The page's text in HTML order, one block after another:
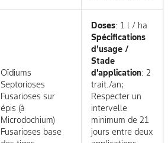
Oïdiums
Septorioses
Fusarioses sur
épis (à
Microdochium)
Fusarioses base
Doses: 1 l / ha
Spécifications
d'usage /
Stade
d'application: 2
trait./an;
Respecter un
intervelle
minimum de 21
jours entre deux